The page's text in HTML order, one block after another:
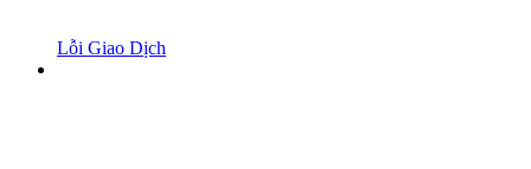
Lỗi Giao Dịch